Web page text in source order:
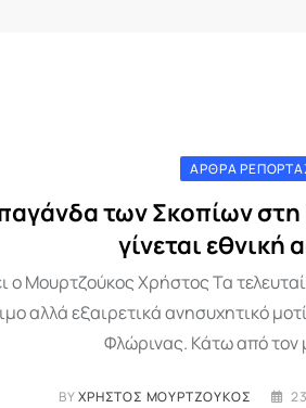
ΆΡΘΡΑ
των Σκοπίων στη
γίνεται εθνική
ο Μουρτζούκος Χρήστος Τα
αλλά εξαιρετικά ανησυχητικό
Φλώρινας. Κάτω από τον
BYΧΡΉΣΤΟΣ ΜΟΥΡΤΖΟΎΚΟΣ